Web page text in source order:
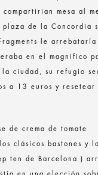
mesa al
de la Concordia
le arrebataría
en el magnifico
la ciudad, su refugio
a 13 euros y resetear
de crema de tomate
clásicos bastones y
ten de Barcelona )